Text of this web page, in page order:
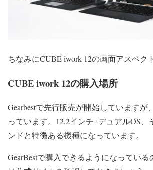
ちなみにCUBE iwork 12の画面アスペク
CUBE iwork 12の購入場所
Gearbestで先行販売が開始していますが
っています。12.2インチ+デュアルOS、
ンドと特徴ある機種になっています。
GearBestで購入できるようになってい